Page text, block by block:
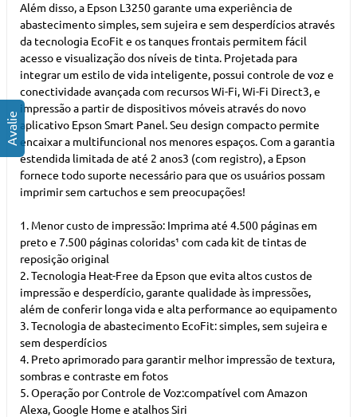
Além disso, a Epson L3250 garante uma experiência de
abastecimento simples, sem sujeira e sem desperdícios através
da tecnologia EcoFit e os tanques frontais permitem fácil
acesso e visualização dos níveis de tinta. Projetada para
integrar um estilo de vida inteligente, possui controle de voz e
conectividade avançada com recursos Wi-Fi, Wi-Fi Direct3, e
impressão a partir de dispositivos móveis através do novo
aplicativo Epson Smart Panel. Seu design compacto permite
encaixar a multifuncional nos menores espaços. Com a garantia
estendida limitada de até 2 anos3 (com registro), a Epson
fornece todo suporte necessário para que os usuários possam
imprimir sem cartuchos e sem preocupações!
1. Menor custo de impressão: Imprima até 4.500 páginas em
preto e 7.500 páginas coloridas¹ com cada kit de tintas de
reposição original
2. Tecnologia Heat-Free da Epson que evita altos custos de
impressão e desperdício, garante qualidade às impressões,
além de conferir longa vida e alta performance ao equipamento
3. Tecnologia de abastecimento EcoFit: simples, sem sujeira e
sem desperdícios
4. Preto aprimorado para garantir melhor impressão de textura,
sombras e contraste em fotos
5. Operação por Controle de Voz:compatível com Amazon
Alexa, Google Home e atalhos Siri